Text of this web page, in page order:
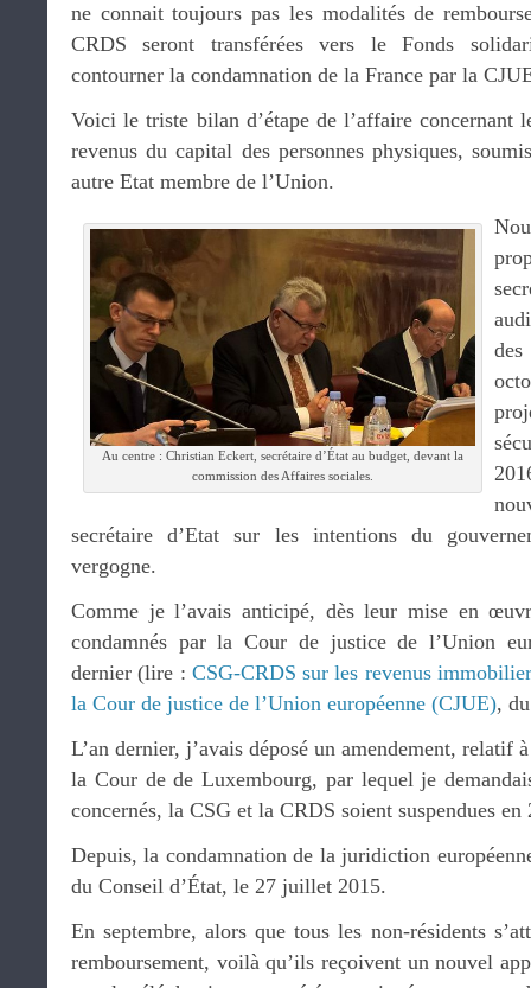
ne connait toujours pas les modalités de
CRDS seront transférées vers le Fonds
contourner la condamnation de la France par la
Voici le triste bilan d’étape de l’affaire concernant
revenus du capital des personnes physiques,
autre Etat membre de l’Union.
Au centre : Christian Eckert, secrétaire d’État au budget, devant la
commission des Affaires sociales.
secrétaire d’Etat sur les intentions du
vergogne.
Comme je l’avais anticipé, dès leur mise en
condamnés par la Cour de justice de l’Union
dernier (lire : CSG-CRDS sur les revenus
la Cour de justice de l’Union européenne (CJUE),
L’an dernier, j’avais déposé un amendement, relatif
la Cour de de Luxembourg, par lequel je
concernés, la CSG et la CRDS soient suspendues
Depuis, la condamnation de la juridiction
du Conseil d’État, le 27 juillet 2015.
En septembre, alors que tous les non-résidents
remboursement, voilà qu’ils reçoivent un nouvel